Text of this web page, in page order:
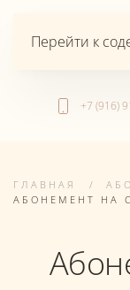
Перейти к
+7 (916)
ГЛАВНАЯ
АБОНЕМЕНТ НА